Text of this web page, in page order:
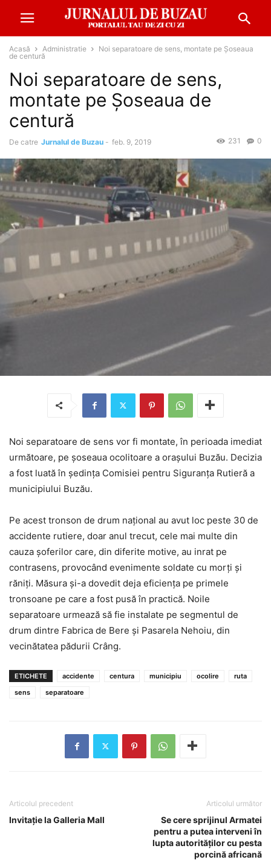
Acasă Administratie
Noi separatoare de sens, montate pe Șoseaua
de centură
Noi separatoare de sens,
montate pe Șoseaua de
centură
De catre Jurnalul de Buzau - feb. 9, 2019 0
231
Noi separatoare de sens vor fi montate, în perioada imediat
următoare, pe şoseaua ocolitoare a oraşului Buzău. Decizia
a fost luată în şedinţa Comisiei pentru Siguranţa Rutieră a
municipiului Buzău.
Pe acest tronson de drum naţional au avut loc peste 30 de
accidente rutiere, doar anul trecut, cele mai multe din
cauza şoferilor care, din diferite motive, au inrat pe
contrasens, provocând evenimente soldate cu morţi şi
răniţi. Măsura şi-a dovedit deja eficienţa pe primele
tronsoane pe care a fost pusă în practică. Noile
separatoare urmează să fie instalate pe segmentul de
drum dintre Fabrica de Bere şi Pasarela Nehoiu, din
vecinătatea pădurii Crâng.
ETICHETE accidente centura municipiu ocolire
ruta
sens
separatoare
Articolul precedent
Invitație la Galleria Mall
Articolul următor
Se cere sprijinul Armatei
pentru a putea interveni în
lupta autorităţilor cu pesta
porcină africană